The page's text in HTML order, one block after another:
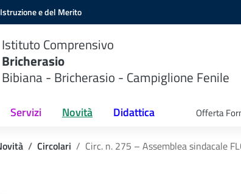
e del Merito
Istituto Comprensivo
Bricherasio
Bibiana - Bricherasio - Campiglione Fenile
Servizi Novità Didattica Offerta
Circolari Circ. n. 275 – Assemblea sindacale